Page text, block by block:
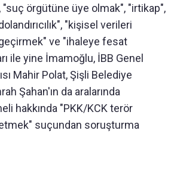
örgütüne üye olmak", "irtikap",
"kişisel verileri
geçirmek" ve "ihaleye fesat
ile yine İmamoğlu, İBB Genel
Mahir Polat, Şişli Belediye
Şahan'ın da aralarında
hakkında "PKK/KCK terör
suçundan soruşturma